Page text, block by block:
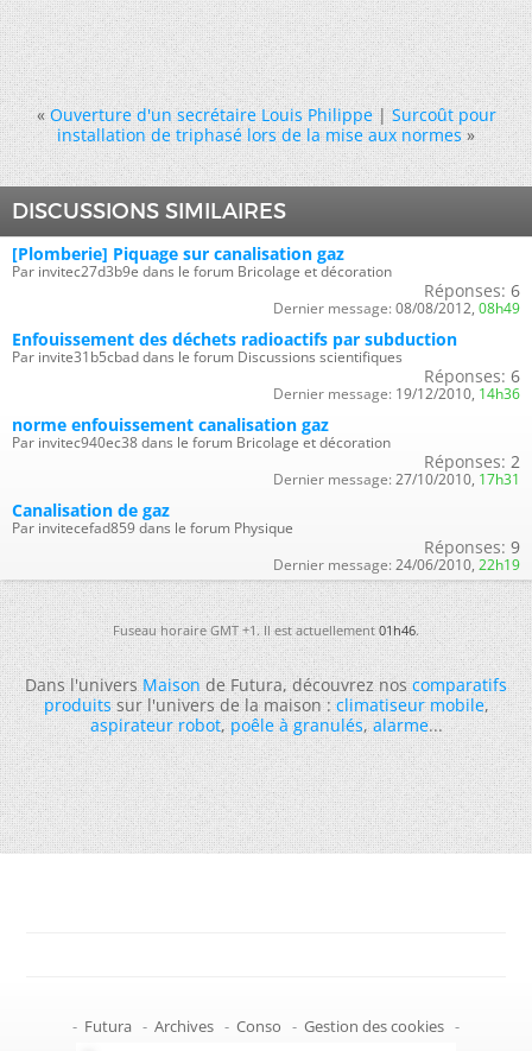
« Ouverture d'un secrétaire Louis Philippe|Surcoût pour
installation de triphasé lors de la mise aux normes »
DISCUSSIONS SIMILAIRES
[Plomberie] Piquage sur canalisation gaz
Par invitec27d3b9e dans le forum Bricolage et décoration
Réponses: 6
Dernier message: 08/08/2012, 08h49
Enfouissement des déchets radioactifs par subduction
Par invite31b5cbad dans le forum Discussions scientifiques
Réponses: 6
Dernier message: 19/12/2010, 14h36
norme enfouissement canalisation gaz
Par invitec940ec38 dans le forum Bricolage et décoration
Réponses: 2
Dernier message: 27/10/2010, 17h31
Canalisation de gaz
Par invitecefad859 dans le forum Physique
Réponses: 9
Dernier message: 24/06/2010, 22h19
Fuseau horaire GMT +1. Il est actuellement01h46.
Dans l'universMaisonde Futura, découvrez noscomparatifs
produitssur l'univers de la maison :climatiseur mobile,
aspirateur robot,poêle à granulés,alarme...
- Futura - Archives - Conso - Gestion des cookies -